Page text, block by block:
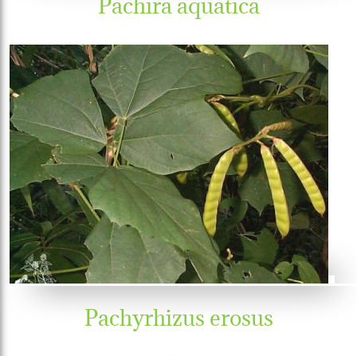
Pachyrhizus erosus